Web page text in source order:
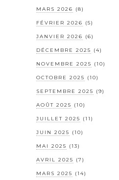
MARS 2026 (8)
FÉVRIER 2026 (5)
JANVIER 2026 (6)
DÉCEMBRE 2025 (4)
NOVEMBRE 2025 (10)
OCTOBRE 2025 (10)
SEPTEMBRE 2025 (9)
AOÛT 2025 (10)
JUILLET 2025 (11)
JUIN 2025 (10)
MAI 2025 (13)
AVRIL 2025 (7)
MARS 2025 (14)